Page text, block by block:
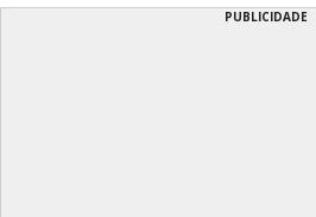
PUBLICIDADE